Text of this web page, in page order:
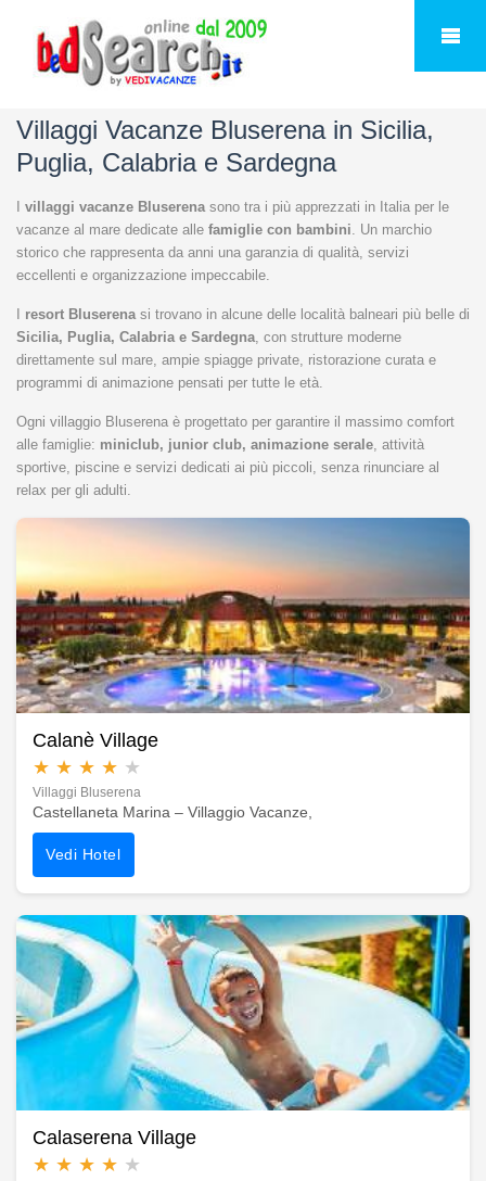
Villaggi Vacanze Bluserena in Sicilia,
Puglia, Calabria e Sardegna
villaggi vacanze Bluserenasono tra i più apprezzati in Italia per le
vacanze al mare dedicate alle famiglie con bambini. Un marchio
storico che rappresenta da anni una garanzia di qualità, servizi
eccellenti e organizzazione impeccabile.
resort Bluserenasi trovano in alcune delle località balneari più belle di
Sicilia, Puglia, Calabria e Sardegna, con strutture moderne
direttamente sul mare, ampie spiagge private, ristorazione curata e
programmi di animazione pensati per tutte le età.
Ogni villaggio Bluserena è progettato per garantire il massimo comfort
alle famiglie: miniclub, junior club, animazione serale, attività
sportive, piscine e servizi dedicati ai più piccoli, senza rinunciare al
relax per gli adulti.
Calanè Village
★ ★ ★ ★ ★
Villaggi Bluserena
Castellaneta Marina – Villaggio Vacanze,
Vedi Hotel
Calaserena Village
★ ★ ★ ★ ★